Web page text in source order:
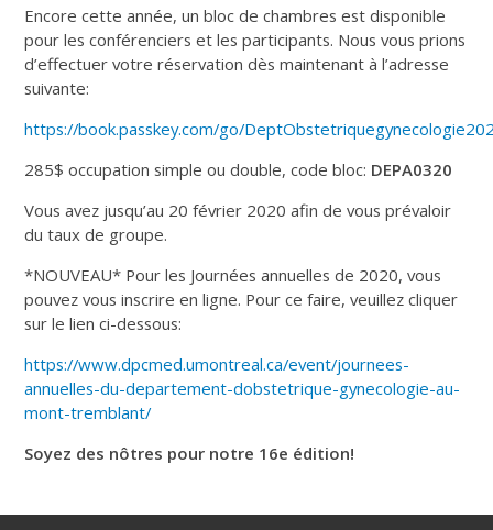
Encore cette année, un bloc de chambres est disponible
pour les conférenciers et les participants. Nous vous prions
d’effectuer votre réservation dès maintenant à l’adresse
suivante:
https://book.passkey.com/go/
285$ occupation simple ou double, code bloc: DEPA0320
Vous avez jusqu’au 20 février 2020 afin de vous prévaloir
du taux de groupe.
*NOUVEAU* Pour les Journées annuelles de 2020, vous
pouvez vous inscrire en ligne. Pour ce faire, veuillez cliquer
sur le lien ci-dessous:
https://www.dpcmed.umontreal.ca/event/journees-
annuelles-du-departement-dobstetrique-gynecologie-au-
mont-tremblant/
Soyez des nôtres pour notre 16e édition!